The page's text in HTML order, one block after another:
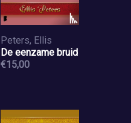
Peters, Ellis
De eenzame bruid
€15,00